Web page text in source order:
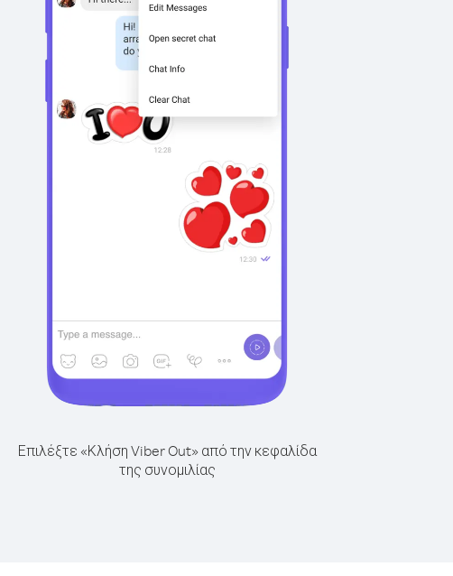
Επιλέξτε «Κλήση Viber Out» από την κεφαλίδα
της συνομιλίας